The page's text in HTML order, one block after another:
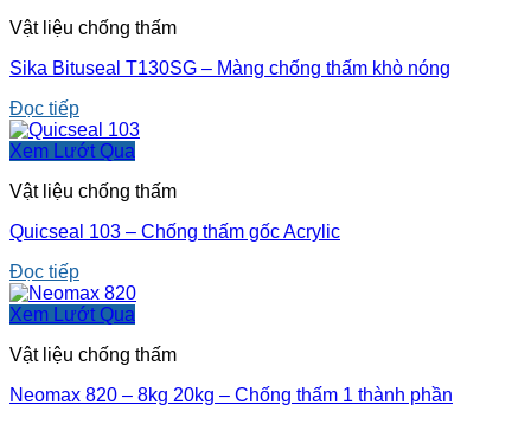
Vật liệu chống thấm
Sika Bituseal T130SG – Màng chống thấm khò nóng
Đọc tiếp
Xem Lướt Qua
Vật liệu chống thấm
Quicseal 103 – Chống thấm gốc Acrylic
Đọc tiếp
Xem Lướt Qua
Vật liệu chống thấm
Neomax 820 – 8kg 20kg – Chống thấm 1 thành phần